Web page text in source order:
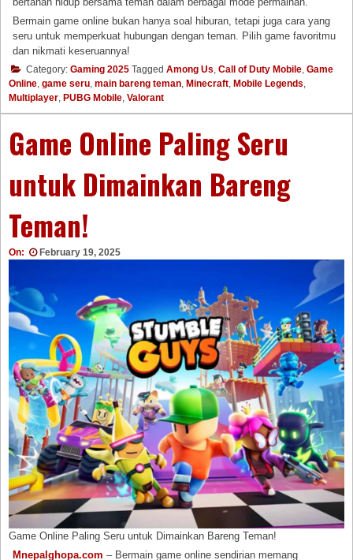
Bermain game online bukan hanya soal hiburan, tetapi juga cara yang
seru untuk memperkuat hubungan dengan teman. Pilih game favoritmu
dan nikmati keseruannya!
Category: Gaming 2025 Tagged Among Us Call of Duty Mobile Game
Online game seru main bareng teman Minecraft Mobile Legends
Multiplayer PUBG Mobile Valorant
Game Online Paling Seru
untuk Dimainkan Bareng
Teman!
On: February 19, 2025
Game Online Paling Seru untuk Dimainkan Bareng Teman!
Mnepalghopa.com – Bermain game online sendirian memang